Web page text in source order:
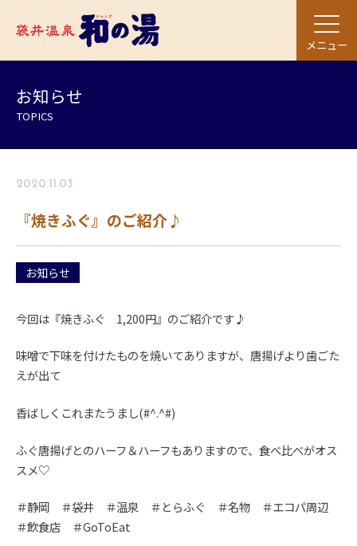
メニュー
お知らせ
TOPICS
2020.11.03
『焼きふぐ』のご紹介♪
お知らせ
今回は『焼きふぐ 1,200円』のご紹介です♪
味噌で下味を付けたものを焼いてありますが、唐揚げより歯ごた
えが出て
香ばしくこれまたうまし(#^.^#)
ふぐ唐揚げとのハーフ＆ハーフもありますので、食べ比べがオス
スメ♡
＃静岡 ＃袋井 ＃温泉 ＃とらふぐ ＃名物 ＃エコパ周辺
＃飲食店 ＃GoToEat